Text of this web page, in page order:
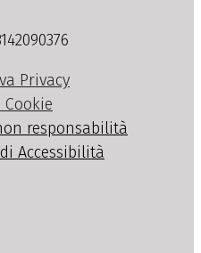
Privacy
responsabilità
Accessibilità